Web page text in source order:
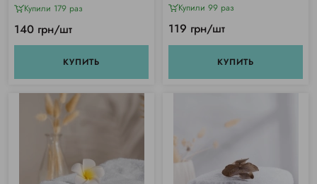
Купили 179 раз
140 грн/шт
КУПИТЬ
Купили 99 раз
119 грн/шт
КУПИТЬ